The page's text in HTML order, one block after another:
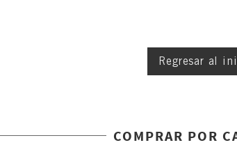
Regresar al
COMPRAR POR